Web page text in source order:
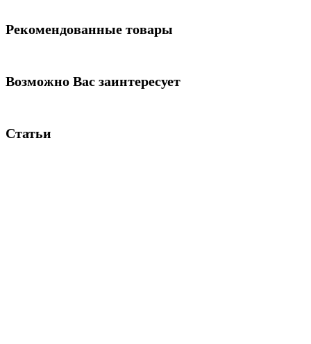
Рекомендованные товары
Возможно Вас заинтересует
Статьи